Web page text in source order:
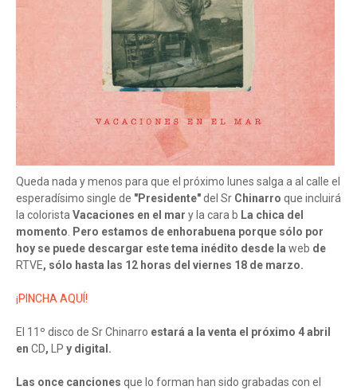
Queda nada y menos para que el próximo lunes salga a al calle el
esperadísimo single de "Presidente"del Sr Chinarro que incluirá
la coloristaVacaciones en el mar y la cara b La chica del
momento. Pero estamos de enhorabuena porque sólo por
hoy se puede descargar este tema inédito desde la web de
RTVE, sólo hasta las 12 horas del viernes 18 de marzo.
¡PINCHA AQUÍ!
El 11º disco de Sr Chinarro estará a la venta el próximo 4 abril
en CD, LP y digital.
Las once canciones que lo forman han sido grabadas con el